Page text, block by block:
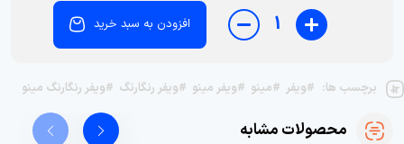
1 افزودن به سبد خرید
برچسب ها: #ویفر #مینو #ویفر مینو #ویفر رنگارنگ #ویفر رنگارنگ مینو
محصولات مشابه